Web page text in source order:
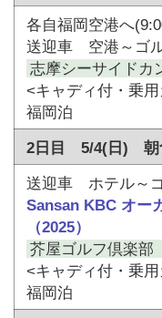
各自福岡空港へ
送迎車 空港～ゴ
志摩シーサイド
<キャディ付・乗
福岡泊
2日目 5/4(日)
送迎車 ホテル～
Sansan KBC オー
（2025）
芥屋ゴルフ倶楽
<キャディ付・乗
福岡泊